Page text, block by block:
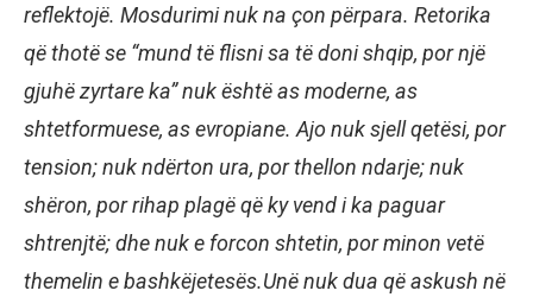
reflektojë. Mosdurimi nuk na çon përpara. Retorika
që thotë se “mund të flisni sa të doni shqip, por një
gjuhë zyrtare ka” nuk është as moderne, as
shtetformuese, as evropiane. Ajo nuk sjell qetësi, por
tension; nuk ndërton ura, por thellon ndarje; nuk
shëron, por rihap plagë që ky vend i ka paguar
shtrenjtë; dhe nuk e forcon shtetin, por minon vetë
themelin e bashkëjetesës.Unë nuk dua që askush në